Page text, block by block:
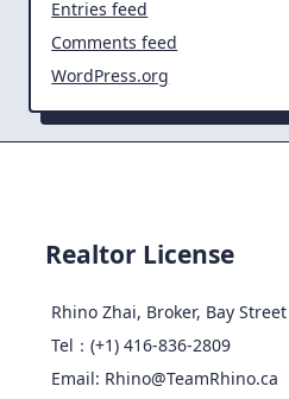
Entries feed
Comments feed
WordPress.org
Realtor License
Rhino Zhai, Broker, Bay
Tel：(+1) 416-836-2809
Email: Rhino@TeamRhino.ca